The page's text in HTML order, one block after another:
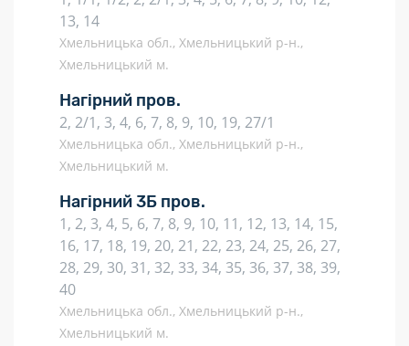
13, 14
Хмельницька обл., Хмельницький р-н.,
Хмельницький м.
Нагірний пров.
2, 2/1, 3, 4, 6, 7, 8, 9, 10, 19, 27/1
Хмельницька обл., Хмельницький р-н.,
Хмельницький м.
Нагірний 3Б пров.
1, 2, 3, 4, 5, 6, 7, 8, 9, 10, 11, 12, 13, 14, 15,
16, 17, 18, 19, 20, 21, 22, 23, 24, 25, 26, 27,
28, 29, 30, 31, 32, 33, 34, 35, 36, 37, 38, 39,
40
Хмельницька обл., Хмельницький р-н.,
Хмельницький м.